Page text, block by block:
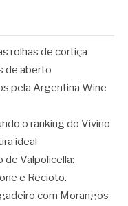
rolhas de cortiça
de aberto
pela Argentina Wine
o ranking do Vivino
ideal
de Valpolicella:
e Recioto.
com Morangos